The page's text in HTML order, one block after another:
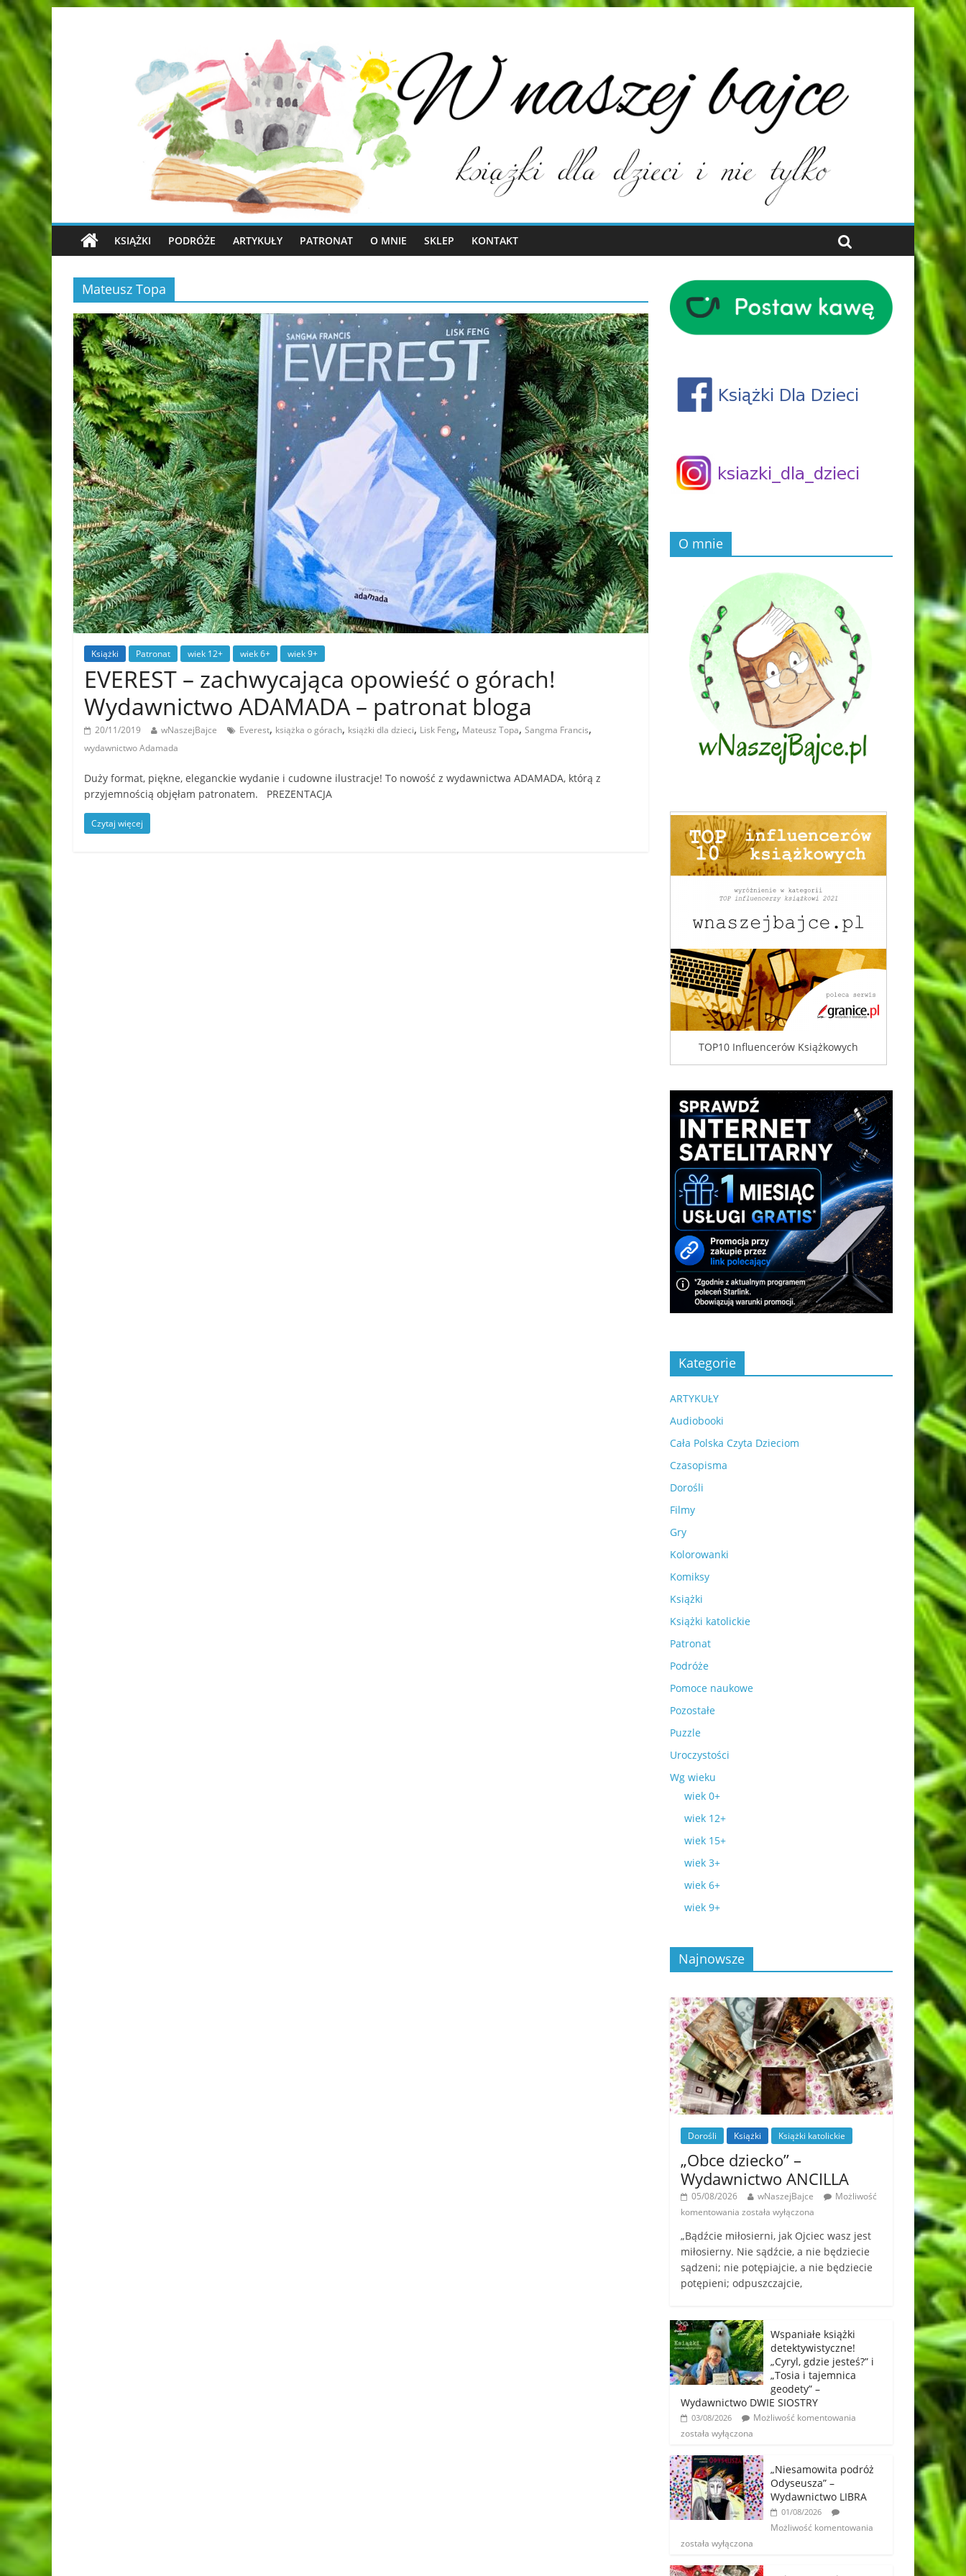
KSIĄŻKI PODRÓŻE ARTYKUŁY PATRONAT O MNIE SKLEP KONTAKT
Mateusz Topa
Książki Patronat wiek 12+ wiek 6+ wiek 9+
EVEREST – zachwycająca opowieść o górach!
Wydawnictwo ADAMADA – patronat bloga
20/11/2019 wNaszejBajce Everest, książka o górach, książki dla dzieci, Lisk Feng, Mateusz Topa, Sangma Francis,
wydawnictwo Adamada
Duży format, piękne, eleganckie wydanie i cudowne ilustracje! To nowość z wydawnictwa ADAMADA, którą z
przyjemnością objęłam patronatem. PREZENTACJA
Czytaj więcej
O mnie
TOP10 Influencerów Książkowych
Kategorie
ARTYKUŁY
Audiobooki
Cała Polska Czyta Dzieciom
Czasopisma
Dorośli
Filmy
Gry
Kolorowanki
Komiksy
Książki
Książki katolickie
Patronat
Podróże
Pomoce naukowe
Pozostałe
Puzzle
Uroczystości
Wg wieku
wiek 0+
wiek 12+
wiek 15+
wiek 3+
wiek 6+
wiek 9+
Najnowsze
Dorośli Książki Książki katolickie
„Obce dziecko” –
Wydawnictwo ANCILLA
05/08/2026 wNaszejBajce
Możliwość
komentowania została wyłączona
„Bądźcie miłosierni, jak Ojciec wasz jest
miłosierny. Nie sądźcie, a nie będziecie
sądzeni; nie potępiajcie, a nie będziecie
potępieni; odpuszczajcie,
Wspaniałe książki
detektywistyczne!
„Cyryl, gdzie jesteś?” i
„Tosia i tajemnica
geodety” –
Wydawnictwo DWIE SIOSTRY
03/08/2026
Możliwość komentowania
została wyłączona
„Niesamowita podróż
Odyseusza” –
Wydawnictwo LIBRA
01/08/2026
Możliwość komentowania
została wyłączona